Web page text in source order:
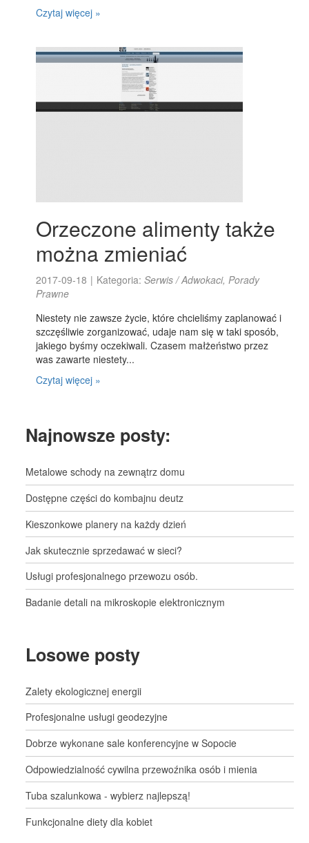
Czytaj więcej »
Orzeczone alimenty także
można zmieniać
2017-09-18 | Kategoria:Serwis / Adwokaci, Porady
Prawne
Niestety nie zawsze życie, które chcieliśmy zaplanować i
szczęśliwie zorganizować, udaje nam się w taki sposób,
jakiego byśmy oczekiwali. Czasem małżeństwo przez
was zawarte niestety...
Czytaj więcej »
Najnowsze posty:
Metalowe schody na zewnątrz domu
Dostępne części do kombajnu deutz
Kieszonkowe planery na każdy dzień
Jak skutecznie sprzedawać w sieci?
Usługi profesjonalnego przewozu osób.
Badanie detali na mikroskopie elektronicznym
Losowe posty
Zalety ekologicznej energii
Profesjonalne usługi geodezyjne
Dobrze wykonane sale konferencyjne w Sopocie
Odpowiedzialność cywilna przewoźnika osób i mienia
Tuba szalunkowa - wybierz najlepszą!
Funkcjonalne diety dla kobiet